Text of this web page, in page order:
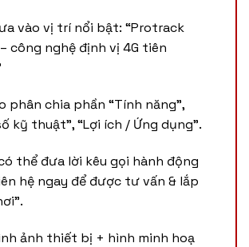
vào vị trí nổi bật: “Protrack
công nghệ định vị 4G tiên
phân chia phần “Tính năng”,
kỹ thuật”, “Lợi ích / Ứng dụng”.
thể đưa lời kêu gọi hành động
hệ ngay để được tư vấn & lắp
ảnh thiết bị + hình minh hoạ